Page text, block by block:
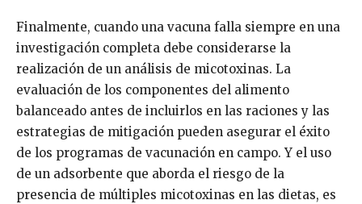
Finalmente, cuando una vacuna falla siempre en una
investigación completa debe considerarse la
realización de un análisis de micotoxinas. La
evaluación de los componentes del alimento
balanceado antes de incluirlos en las raciones y las
estrategias de mitigación pueden asegurar el éxito
de los programas de vacunación en campo. Y el uso
de un adsorbente que aborda el riesgo de la
presencia de múltiples micotoxinas en las dietas, es